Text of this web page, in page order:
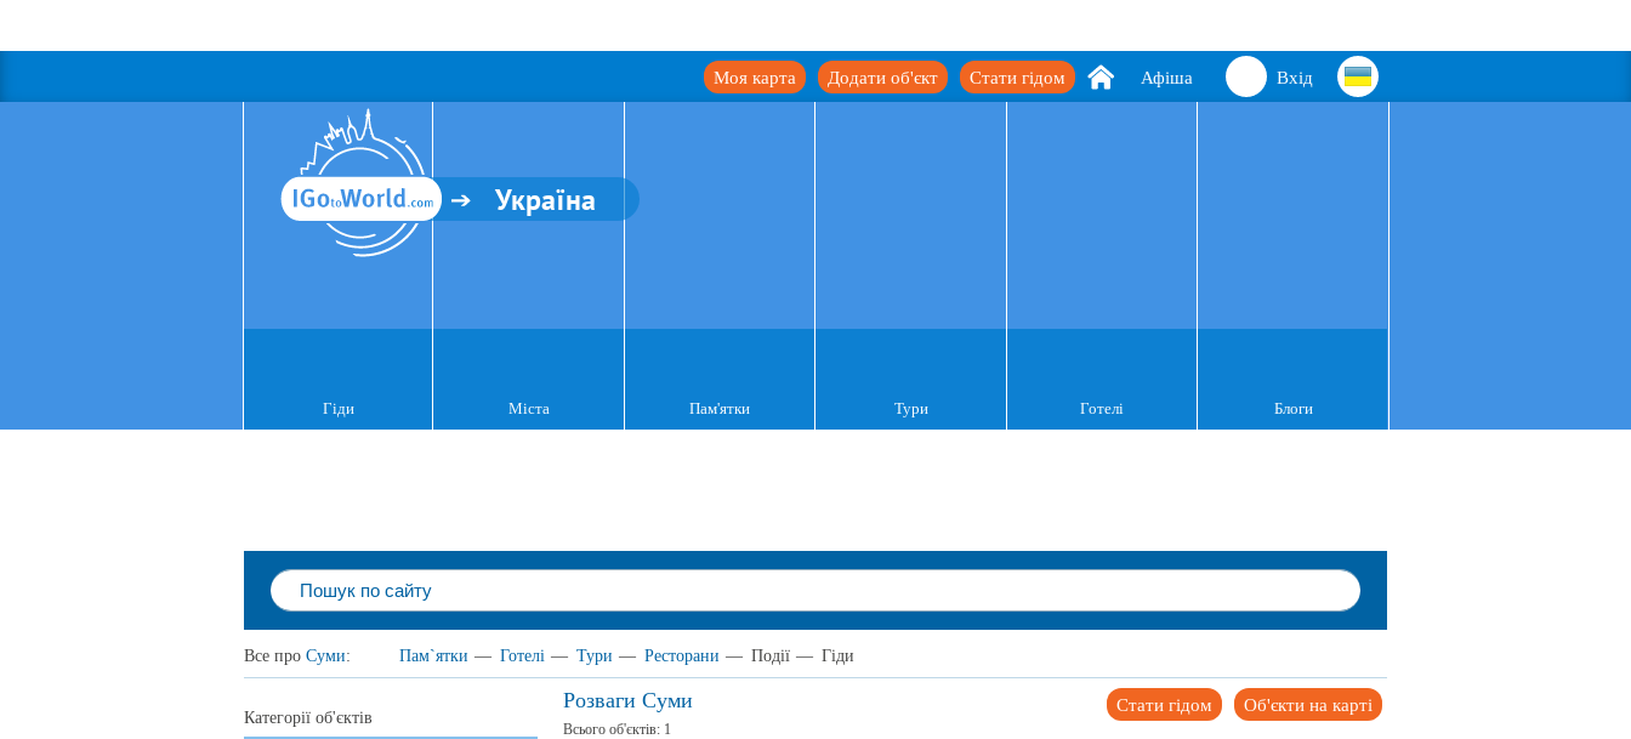
Вхід
Афіша
Стати гідом
Додати об'єкт
Моя карта
Україна
Гіди Міста Пам'ятки Тури Готелі Блоги
Все про Суми: Пам`ятки — Готелі — Тури — Ресторани — Події — Гіди
Розваги Суми Об'єкти на карті
Стати гідом
Всього об'єктів: 1
Категорії об'єктів